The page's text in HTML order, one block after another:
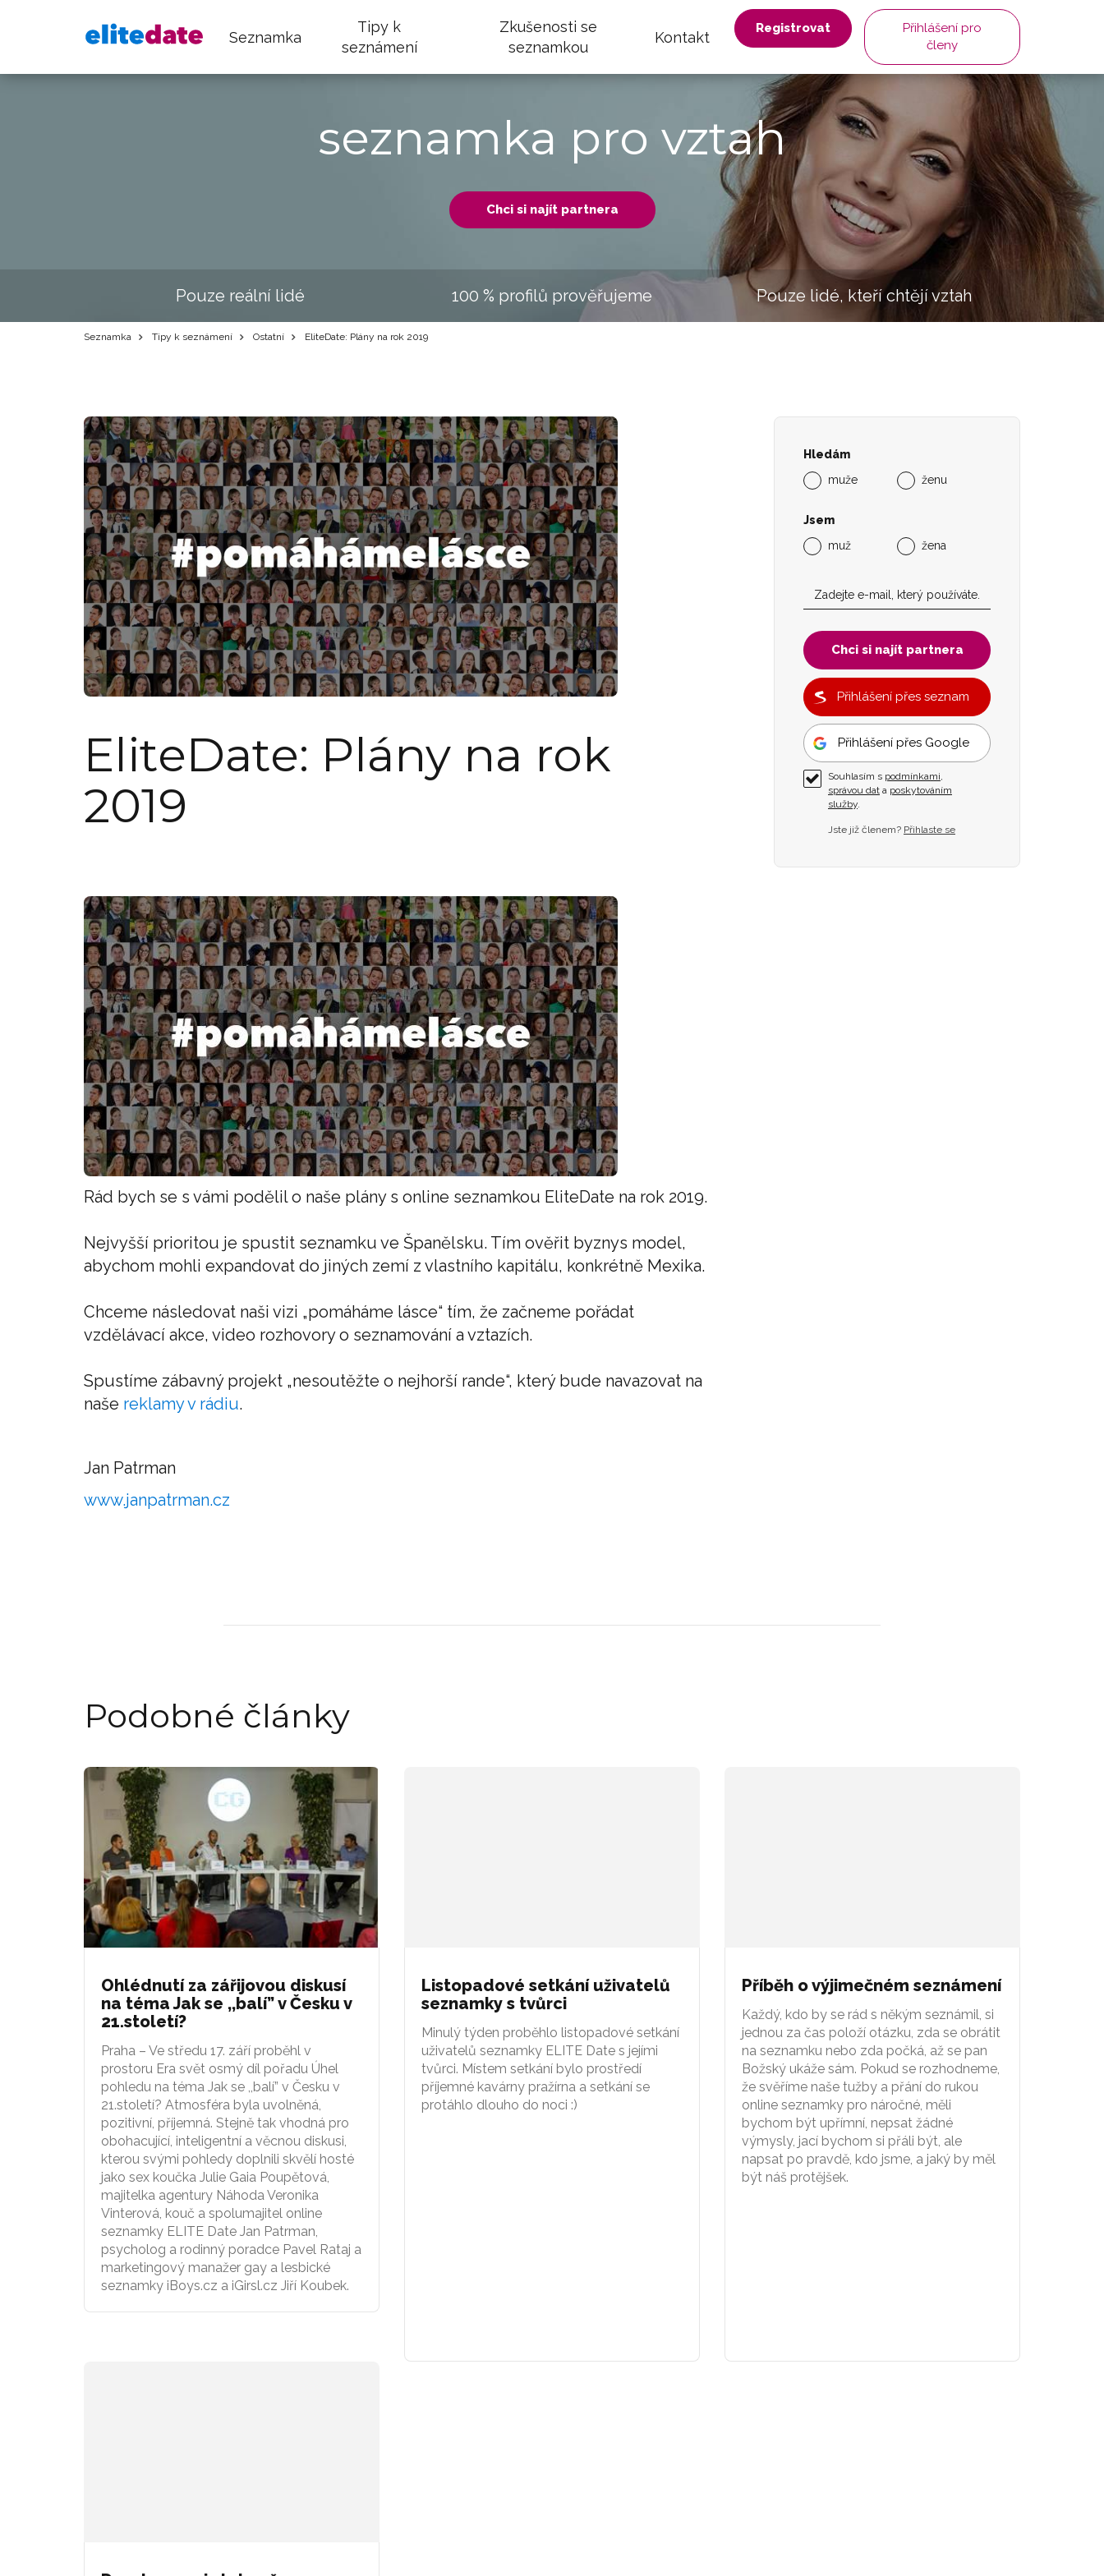
Seznamka
Tipy k
seznámení
Zkušenosti se
seznamkou
Kontakt
Registrovat
Přihlášení pro
členy
seznamka pro vztah
Chci si najít partnera
Pouze reální lidé 100 % profilů prověřujeme Pouze lidé, kteří chtějí vztah
Seznamka Tipy k seznámení Ostatní EliteDate: Plány na rok 2019
EliteDate: Plány na rok
2019
Rád bych se s vámi podělil o naše plány s online seznamkou EliteDate na rok 2019.
Nejvyšší prioritou je spustit seznamku ve Španělsku. Tím ověřit byznys model,
abychom mohli expandovat do jiných zemí z vlastního kapitálu, konkrétně Mexika.
Chceme následovat naši vizi „pomáháme lásce“ tím, že začneme pořádat
vzdělávací akce, video rozhovory o seznamování a vztazích.
Spustíme zábavný projekt „nesoutěžte o nejhorší rande“, který bude navazovat na
naše reklamy v rádiu.
Jan Patrman
www.janpatrman.cz
Hledám
muže
ženu
Jsem
muž
žena
Chci si najít partnera
Přihlášení přes seznam
Přihlášení přes Google
Souhlasím s podmínkami,
správou dat a poskytováním
služby.
Jste již členem? Přihlaste se
Podobné články
Ohlédnutí za zářijovou diskusí
na téma Jak se ,,balí” v Česku v
21.století?
Praha – Ve středu 17. září proběhl v
prostoru Era svět osmý díl pořadu Úhel
pohledu na téma Jak se ,,balí” v Česku v
21.století? Atmosféra byla uvolněná,
pozitivní, příjemná. Stejně tak vhodná pro
obohacující, inteligentní a věcnou diskusi,
kterou svými pohledy doplnili skvělí hosté
jako sex koučka Julie Gaia Poupětová,
majitelka agentury Náhoda Veronika
Vinterová, kouč a spolumajitel online
seznamky ELITE Date Jan Patrman,
psycholog a rodinný poradce Pavel Rataj a
marketingový manažer gay a lesbické
seznamky iBoys.cz a iGirsl.cz Jiří Koubek.
Listopadové setkání uživatelů
seznamky s tvůrci
Minulý týden proběhlo listopadové setkání
uživatelů seznamky ELITE Date s jejími
tvůrci. Místem setkání bylo prostředí
příjemné kavárny pražírna a setkání se
protáhlo dlouho do noci :)
Příběh o výjimečném seznámení
Každý, kdo by se rád s někým seznámil, si
jednou za čas položí otázku, zda se obrátit
na seznamku nebo zda počká, až se pan
Božský ukáže sám. Pokud se rozhodneme,
že svěříme naše tužby a přání do rukou
online seznamky pro náročné, měli
bychom být upřímní, nepsat žádné
výmysly, jací bychom si přáli být, ale
napsat po pravdě, kdo jsme, a jaký by měl
být náš protějšek.